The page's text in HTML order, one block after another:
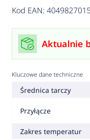
Kod EAN:
Aktualnie
Kluczowe dane techniczne
Średnica tarczy
Przyłącze
Zakres temperatur